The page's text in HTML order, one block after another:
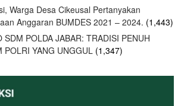
Warga Desa Cikeusal Pertanyakan
Anggaran BUMDES 2021 – 2024. (1,443)
SDM POLDA JABAR: TRADISI PENUH
POLRI YANG UNGGUL (1,347)